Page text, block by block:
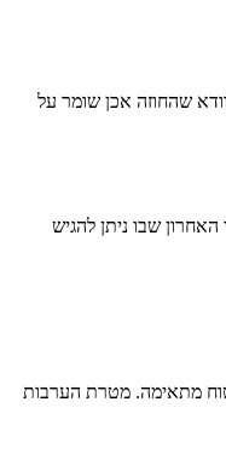
שהחוזה אכן שומר על
שבו ניתן להגיש
מתאימה. מטרת הערבות